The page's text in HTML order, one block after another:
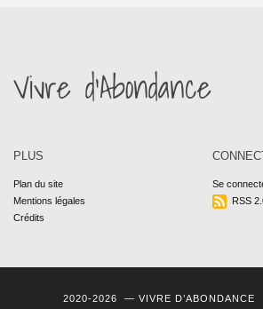
Vivre d’Abondance
PLUS
Plan du site
Mentions légales
Crédits
Se
RSS
2020-2026 — VIVRE D’ABONDANCE